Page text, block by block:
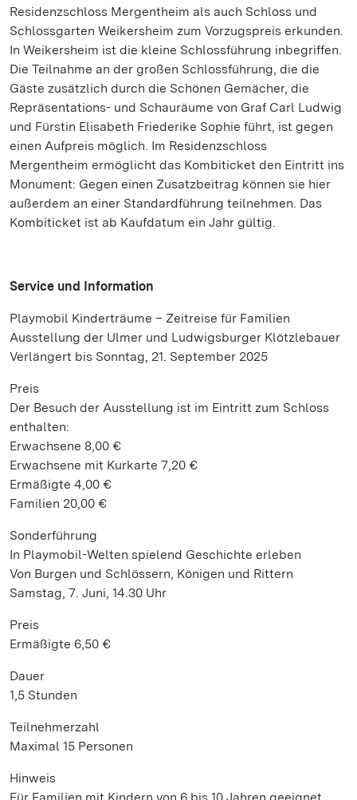
Residenzschloss Mergentheim als auch Schloss und
Schlossgarten Weikersheim zum Vorzugspreis erkunden.
In Weikersheim ist die kleine Schlossführung inbegriffen.
Die Teilnahme an der großen Schlossführung, die die
Gäste zusätzlich durch die Schönen Gemächer, die
Repräsentations- und Schauräume von Graf Carl Ludwig
und Fürstin Elisabeth Friederike Sophie führt, ist gegen
einen Aufpreis möglich. Im Residenzschloss
Mergentheim ermöglicht das Kombiticket den Eintritt ins
Monument: Gegen einen Zusatzbeitrag können sie hier
außerdem an einer Standardführung teilnehmen. Das
Kombiticket ist ab Kaufdatum ein Jahr gültig.
Service und Information
Playmobil Kinderträume – Zeitreise für Familien
Ausstellung der Ulmer und Ludwigsburger Klötzlebauer
Verlängert bis Sonntag, 21. September 2025
Preis
Der Besuch der Ausstellung ist im Eintritt zum Schloss
enthalten:
Erwachsene 8,00 €
Erwachsene mit Kurkarte 7,20 €
Ermäßigte 4,00 €
Familien 20,00 €
Sonderführung
In Playmobil-Welten spielend Geschichte erleben
Von Burgen und Schlössern, Königen und Rittern
Samstag, 7. Juni, 14.30 Uhr
Preis
Ermäßigte 6,50 €
Dauer
1,5 Stunden
Teilnehmerzahl
Maximal 15 Personen
Hinweis